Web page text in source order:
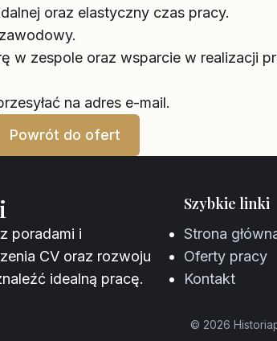
oraz elastyczny czas pracy.
w zespole oraz wsparcie w realizacji
na adres e-mail.
Powrót do ofert
poradami i
CV oraz rozwoju
idealną pracę.
Szybkie linki
Strona
Oferty pracy
Kontakt
© 2026